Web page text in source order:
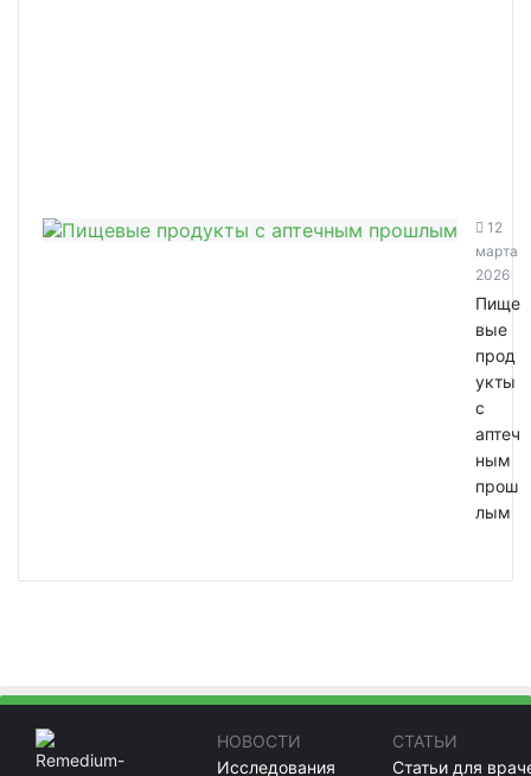
12
марта
2026
Пище
вые
прод
укты
с
аптеч
ным
прош
лым
НОВОСТИ
Исследования
СТАТЬИ
Статьи для